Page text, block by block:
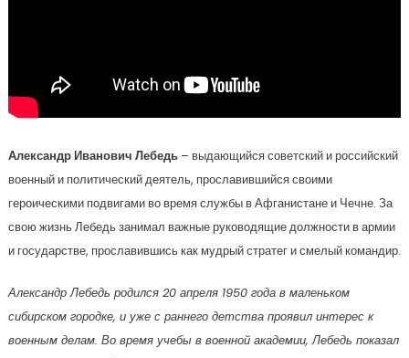
Александр Иванович Лебедь– выдающийся советский и российский
военный и политический деятель, прославившийся своими
героическими подвигами во время службы в Афганистане и Чечне. За
свою жизнь Лебедь занимал важные руководящие должности в армии
и государстве, прославившись как мудрый стратег и смелый командир.
Александр Лебедь родился 20 апреля 1950 года в маленьком
сибирском городке, и уже с раннего детства проявил интерес к
военным делам. Во время учебы в военной академии, Лебедь показал